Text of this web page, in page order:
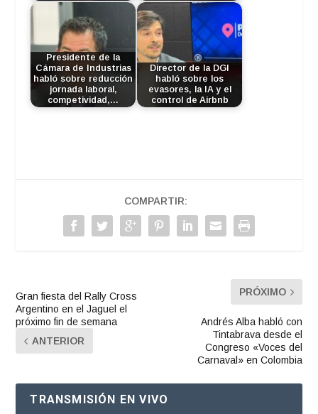
Presidente de la
Cámara de Industrias
habló sobre reducción
jornada laboral,
competividad,…
Director de la DGI
habló sobre los
evasores, la IA y el
control de Airbnb
COMPARTIR:
Gran fiesta del Rally Cross
Argentino en el Jaguel el
próximo fin de semana
ANTERIOR
PRÓXIMO
Andrés Alba habló con
Tintabrava desde el
Congreso «Voces del
Carnaval» en Colombia
TRANSMISIÓN EN VIVO